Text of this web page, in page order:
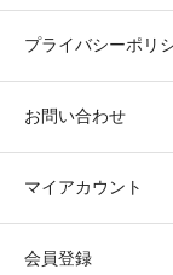
プライバシーポリ
お問い合わせ
マイアカウント
会員登録